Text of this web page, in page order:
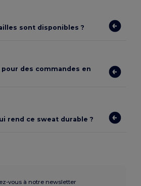
sont disponibles ?
des commandes en
rend ce sweat durable ?
vous à notre newsletter